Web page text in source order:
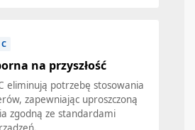
na przyszłość
eliminują potrzebę stosowania
zapewniając uproszczoną
zgodną ze standardami